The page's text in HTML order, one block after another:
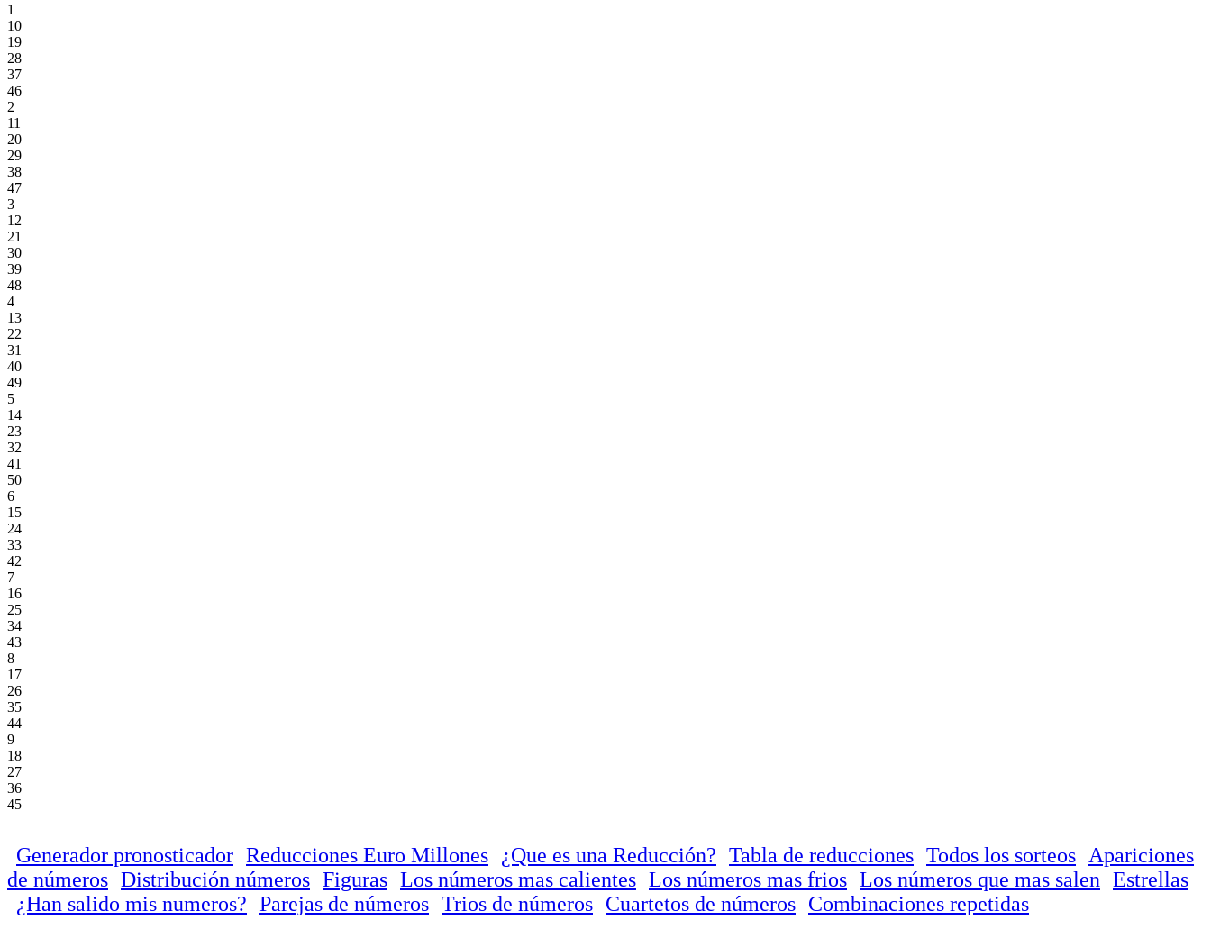
1
10
19
28
37
46
2
11
20
29
38
47
3
12
21
30
39
48
4
13
22
31
40
49
5
14
23
32
41
50
6
15
24
33
42
7
16
25
34
43
8
17
26
35
44
9
18
27
36
45
Generador pronosticador Reducciones Euro Millones ¿Que es una Reducción? Tabla de reducciones Todos los sorteos
Apariciones
de números Distribución números Figuras Los números mas calientes Los números mas frios Los números que mas salen Estrellas
¿Han salido mis numeros? Parejas de números Trios de números Cuartetos de números Combinaciones repetidas